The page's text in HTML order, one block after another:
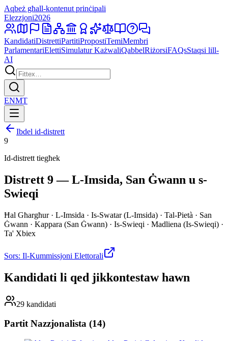
Aqbeż għall-kontenut prinċipali
Elezzjoni2026
KandidatiDistrettiPartitiPropostiTemiMembri
ParlamentariElettiSimulatur KażwaliQabbelRiżorsiFAQsStaqsi lill-
AI
ENMT
Ibdel id-distrett
9
Id-distrett tiegħek
Distrett 9 — L-Imsida, San Ġwann u s-
Swieqi
Ħal Għargħur · L-Imsida · Is-Swatar (L-Imsida) · Tal-Pietà · San
Ġwann · Kappara (San Ġwann) · Is-Swieqi · Madliena (Is-Swieqi) ·
Ta' Xbiex
Sors: Il-Kummissjoni Elettorali
Kandidati li qed jikkontestaw hawn
29 kandidati
Partit Nazzjonalista (14)